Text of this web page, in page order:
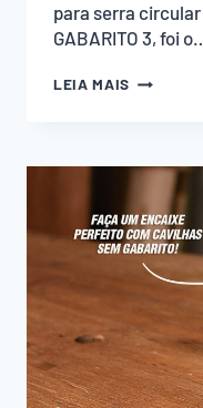
para serra
GABARITO 3, foi
LEIA MAIS CORTE
CIRCULAR
GABARITO
(GRÁTIS
PDF)